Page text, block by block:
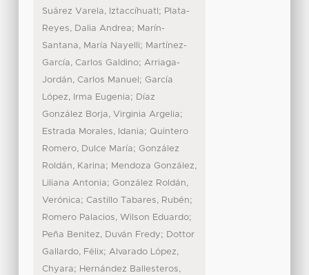
Suárez Varela, Iztaccíhuatl ; Plata-
Reyes, Dalia Andrea; Marín-
Santana, María Nayelli; Martínez-
García, Carlos Galdino; Arriaga-
Jordán, Carlos Manuel ; García
López, Irma Eugenia; Díaz
González Borja, Virginia Argelia;
Estrada Morales, Idania; Quintero
Romero, Dulce María; González
Roldán, Karina; Mendoza González,
Liliana Antonia; González Roldán,
Verónica; Castillo Tabares, Rubén;
Romero Palacios, Wilson Eduardo;
Peña Benitez, Duván Fredy; Dottor
Gallardo, Félix; Alvarado López,
Chyara; Hernández Ballesteros,